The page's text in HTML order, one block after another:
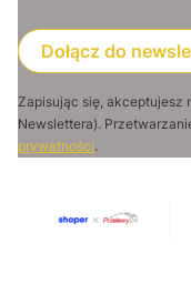
Dołącz do
Zapisując się, akceptujesz
Newslettera).
prywatności.